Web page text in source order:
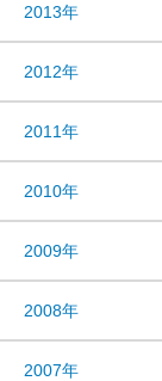
2013年
2012年
2011年
2010年
2009年
2008年
2007年